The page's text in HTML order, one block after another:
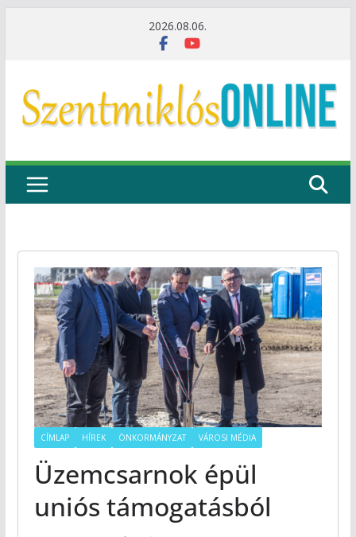
2026.08.06.
CÍMLAP HÍREK ÖNKORMÁNYZAT VÁROSI MÉDIA
Üzemcsarnok épül
uniós támogatásból